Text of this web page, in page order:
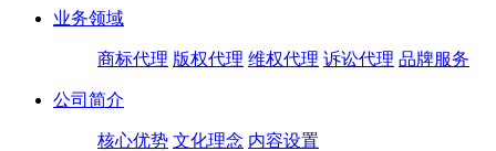
业务领域
商标代理 版权代理 维权代理 诉讼代理 品牌服务
公司简介
核心优势 文化理念 内容设置